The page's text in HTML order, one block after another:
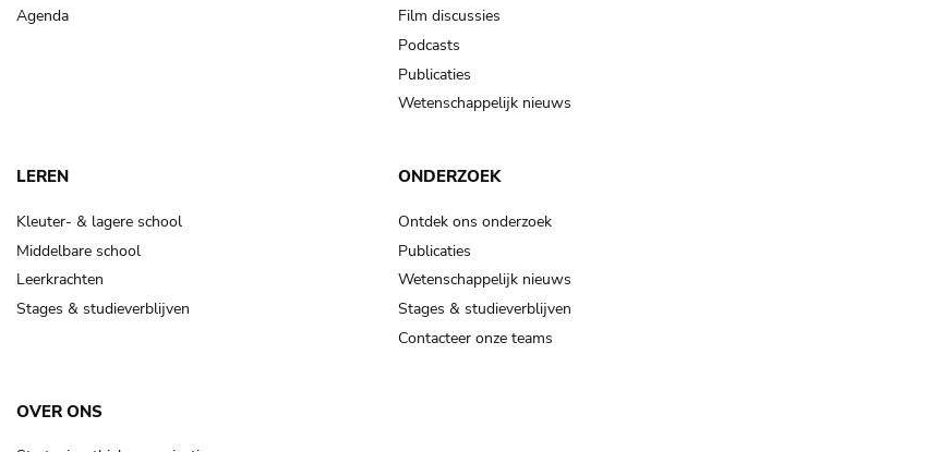
Agenda
Film discussies
Podcasts
Publicaties
Wetenschappelijk nieuws
LEREN
Kleuter- & lagere school
Middelbare school
Leerkrachten
Stages & studieverblijven
ONDERZOEK
Ontdek ons onderzoek
Publicaties
Wetenschappelijk nieuws
Stages & studieverblijven
Contacteer onze teams
OVER ONS